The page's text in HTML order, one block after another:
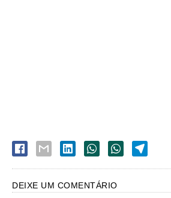
DEIXE UM COMENTÁRIO